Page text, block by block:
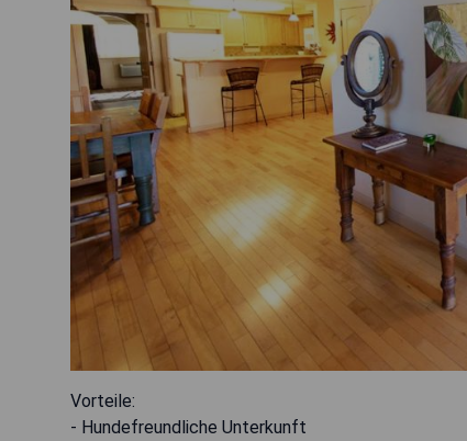
Vorteile:
- Hundefreundliche Unterkunft